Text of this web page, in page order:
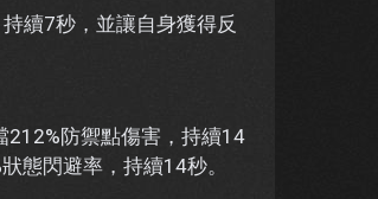
續7秒，並讓自身獲得反
212%防禦點傷害，持續14
態閃避率，持續14秒。